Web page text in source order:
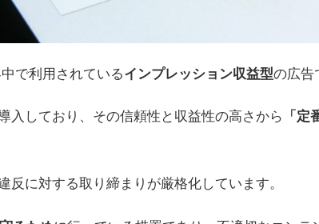
で利用されているインプレッション収益型の広告
入しており、その信頼性と収益性の高さから 「定
反に対する取り締まりが厳格化しています。